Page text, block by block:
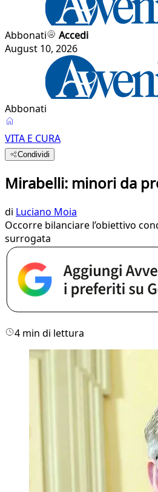
Abbonati
Accedi
August 10, 2026
Abbonati
VITA E CURA
Condividi
Mirabelli: minori da
di Luciano Moia
Occorre bilanciare l’obiettivo
surrogata
4 min di lettura